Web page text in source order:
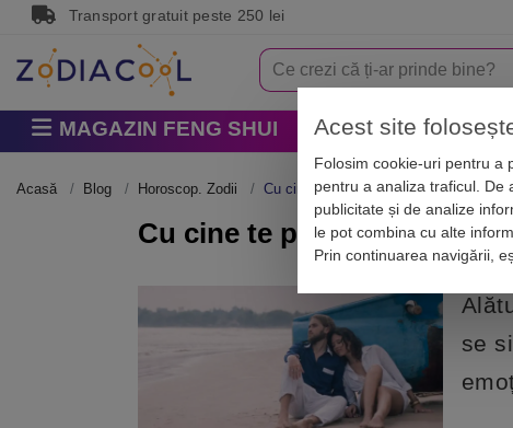
Transport gratuit peste 250 lei
MAGAZIN FENG SHUI Horoscop Zodii
Acasă Blog Horoscop. Zodii Cu cine te potrivești în pat? Femeia
Cu cine te potrivești în
se
Acest site
Folosim cookie-uri pentru a
pentru a analiza traficul. De
publicitate și de analize
le pot combina cu alte
Prin continuarea navigării,